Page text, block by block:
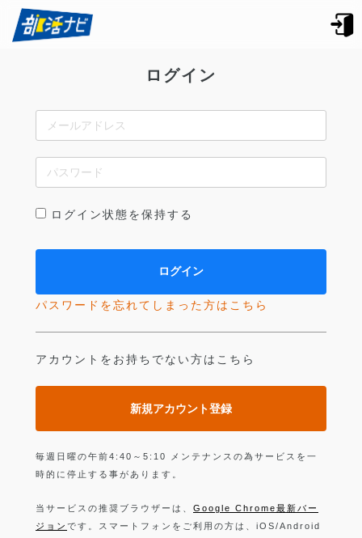
ログイン
ログイン状態を保持する
パスワードを忘れてしまった方はこちら
アカウントをお持ちでない方はこちら
新規アカウント登録
毎週日曜の午前4:40～5:10 メンテナンスの為サービスを一
時的に停止する事があります。
当サービスの推奨ブラウザーは、 Google Chrome最新バー
ジョン です。スマートフォンをご利用の方は、iOS/Android